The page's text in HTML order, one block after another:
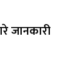
जानकारी